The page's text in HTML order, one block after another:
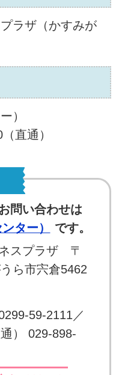
ラザ（かすみが
）
直通）
問い合わせは
ター）
です。
スプラザ 〒
ら市宍倉5462
59-2111／
） 029-898-